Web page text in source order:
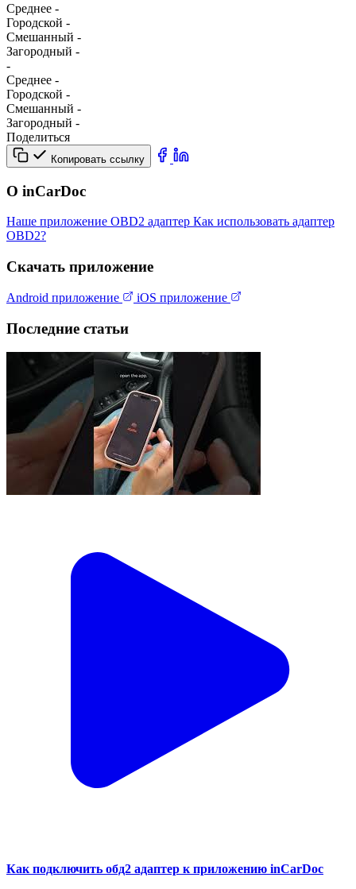
Среднее -
Городской -
Смешанный -
Загородный -
-
Среднее -
Городской -
Смешанный -
Загородный -
Поделиться
Копировать ссылку
О inCarDoc
Наше приложение OBD2 адаптер Как использовать адаптер
OBD2?
Скачать приложение
Android приложение iOS приложение
Последние статьи
Как подключить обд2 адаптер к приложению inCarDoc